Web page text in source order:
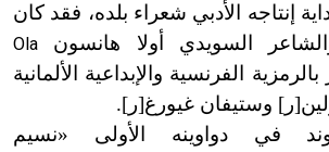
إنتاجه الأدبي شعراء بلده، فقد كان
السويدي أولا هانسون Ola
بالرمزية الفرنسية والإبداعية الألمانية
وستيفان غيورغ[ر].
في دواوينه الأولى «نسيم